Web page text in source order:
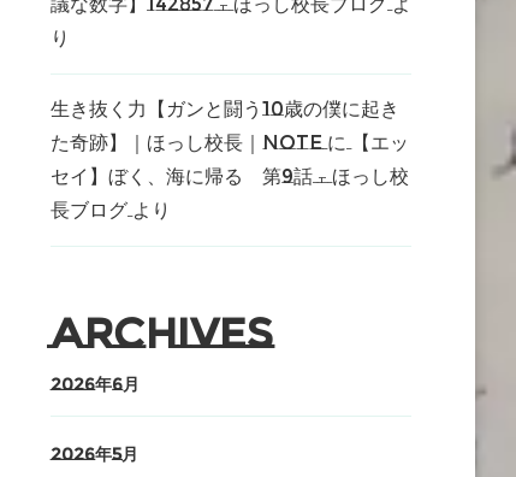
り
生き抜く力【ガンと闘う10歳の僕に起き
た奇跡】｜ほっし校長｜noteに【エッ
セイ】ぼく、海に帰る 第9話 – ほっし校
長ブログより
Archives
2026年6月
2026年5月